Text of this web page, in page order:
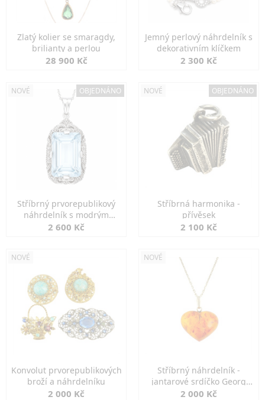
Zlatý kolier se smaragdy,
brilianty a perlou
28 900 Kč
Jemný perlový náhrdelník s
dekorativním klíčkem
2 300 Kč
NOVÉ OBJEDNÁNO
Stříbrný prvorepublikový
náhrdelník s modrým
spinelem
2 600 Kč
NOVÉ OBJEDNÁNO
Stříbrná harmonika -
přívěsek
2 100 Kč
NOVÉ
Konvolut prvorepublikových
broží a náhrdelníku
2 000 Kč
NOVÉ
Stříbrný náhrdelník -
jantarové srdíčko Georg
Kramer
2 000 Kč